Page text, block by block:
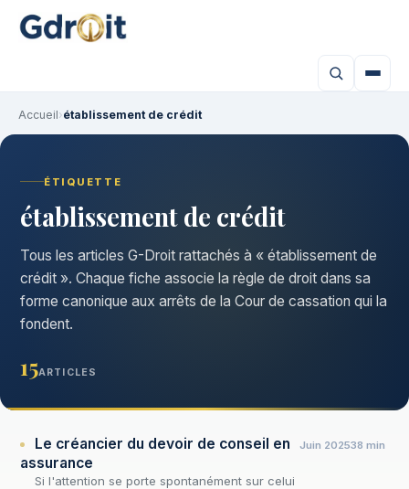
Accueil›établissement de crédit
ÉTIQUETTE
établissement de crédit
Tous les articles G-Droit rattachés à « établissement de
crédit ». Chaque fiche associe la règle de droit dans sa
forme canonique aux arrêts de la Cour de cassation qui la
fondent.
15ARTICLES
Le créancier du devoir de conseil en
assurance
Si l'attention se porte spontanément sur celui
Juin 202538 min